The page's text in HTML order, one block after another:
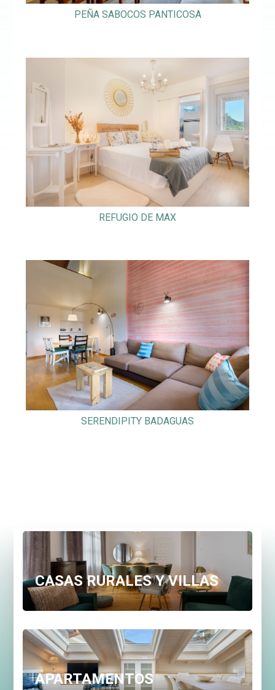
PEÑA SABOCOS PANTICOSA
REFUGIO DE MAX
SERENDIPITY BADAGUAS
CASAS RURALES Y VILLAS
APARTAMENTOS